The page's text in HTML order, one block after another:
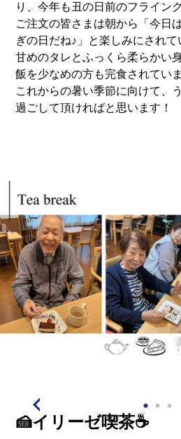
り、今年も丑の日前のフライン
ご注文の皆さまは朝から「今日
ぎの日だね♪」と楽しみにされて
甘めのタレとふっくら柔らかい
飯を少なめの方も完食されてい
これからの暑い季節に向けて、
🍰イリーゼ喫茶☕